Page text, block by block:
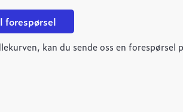
forespørsel
kan du sende oss en forespørsel